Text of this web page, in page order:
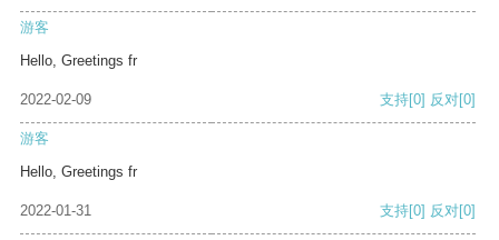
游客
Hello, Greetings fr
2022-02-09 支持[0] 反对[0]
游客
Hello, Greetings fr
2022-01-31 支持[0] 反对[0]